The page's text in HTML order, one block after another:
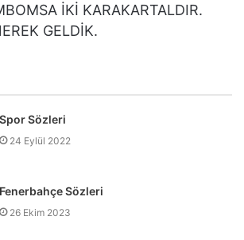
İKİ KARAKARTALDIR.
GELDİK.
Spor Sözleri
24 Eylül 2022
Fenerbahçe Sözleri
26 Ekim 2023